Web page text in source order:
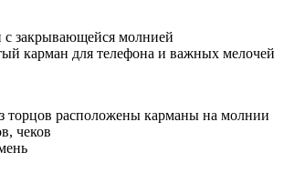
закрывающейся молнией
карман для телефона и важных мелочей
торцов расположены карманы на молнии
чеков